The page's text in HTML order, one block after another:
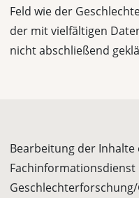
Feld wie der
der mit vielfältigen
nicht abschließend
Bearbeitung der Inhalte
Fachinformationsdienst